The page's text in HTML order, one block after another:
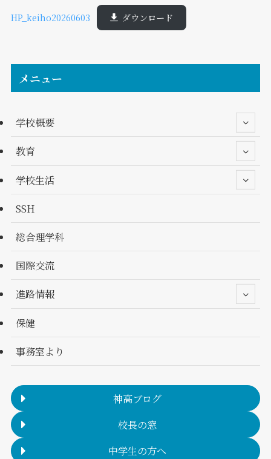
HP_keiho20260603 ダウンロード
メニュー
学校概要
教育
学校生活
SSH
総合理学科
国際交流
進路情報
保健
事務室より
神高ブログ
校長の窓
中学生の方へ